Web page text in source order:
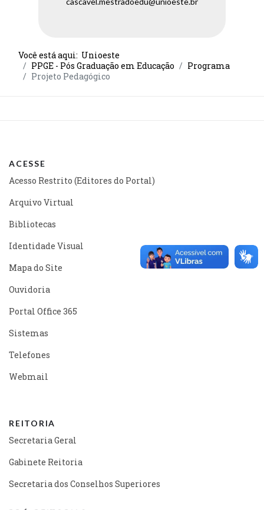
Você está aqui: Unioeste
PPGE - Pós Graduação em Educação
Programa
Projeto Pedagógico
ACESSE
Acesso Restrito (Editores do Portal)
Arquivo Virtual
Bibliotecas
Identidade Visual
Mapa do Site
Ouvidoria
Portal Office 365
Sistemas
Telefones
Webmail
REITORIA
Secretaria Geral
Gabinete Reitoria
Secretaria dos Conselhos Superiores